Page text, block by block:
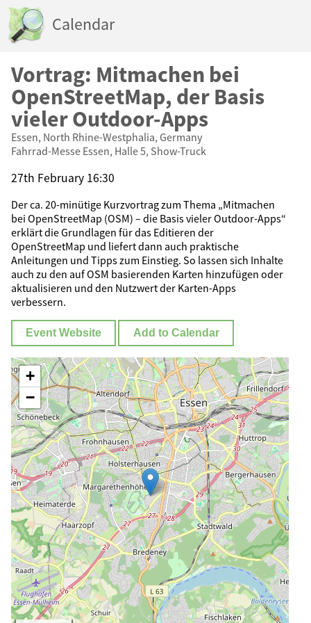
Calendar
Vortrag: Mitmachen bei
OpenStreetMap, der Basis
vieler Outdoor-Apps
Essen, North Rhine-Westphalia, Germany
Fahrrad-Messe Essen, Halle 5, Show-Truck
27th February 16:30
Der ca. 20-minütige Kurzvortrag zum Thema „Mitmachen
bei OpenStreetMap (OSM) – die Basis vieler Outdoor-Apps“
erklärt die Grundlagen für das Editieren der
OpenStreetMap und liefert dann auch praktische
Anleitungen und Tipps zum Einstieg. So lassen sich Inhalte
auch zu den auf OSM basierenden Karten hinzufügen oder
aktualisieren und den Nutzwert der Karten-Apps
verbessern.
Event Website Add to Calendar
+
−